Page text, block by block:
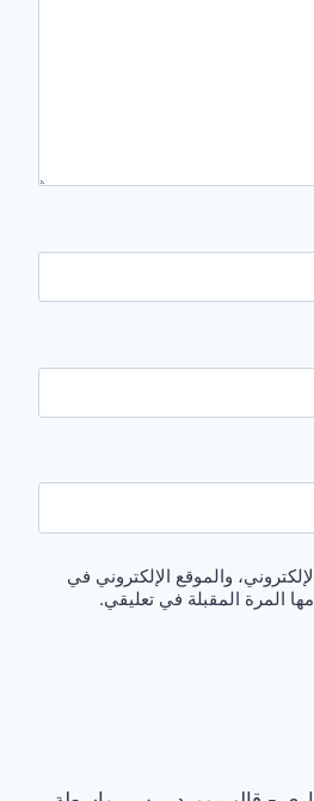
والموقع الإلكتروني في
المرة المقبلة في تعليقي.